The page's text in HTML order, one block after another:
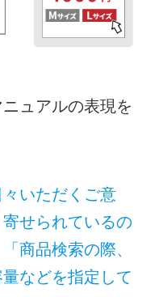
ュアルの表現を
いただくご意
せられているの
商品検索の際、
などを指定して